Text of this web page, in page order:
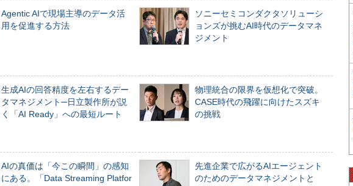
Agentic AIで現場主導のデータ活
用を促進する方法
ソニーセミコンダクタソリューシ
ョンズが挑むAI時代のデータマネ
ジメント
生成AIの回答精度を左右するデー
タマネジメント─日立製作所が説
く「AI Ready」への最短ルート
物理統合の限界を仮想化で突破。
CASE時代の飛躍に向けたスズキ
の挑戦
AIの真価は「今この瞬間」の感知
にある。「Data Streaming Platfor
先進企業で広がるAIエージェント
のためのデータマネジメントと